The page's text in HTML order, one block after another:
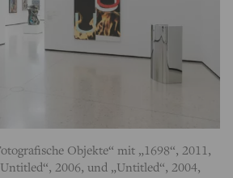
Objekte“ mit „1698“, 2011,
2006, und „Untitled“, 2004,